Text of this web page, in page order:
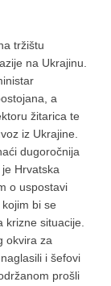
tržištu
na Ukrajinu.
a
žitarica te
iz Ukrajine.
dugoročnija
Hrvatska
o uspostavi
bi se
situacije.
okvira za
i šefovi
prošli